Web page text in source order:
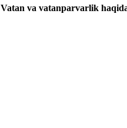
Vatan va vatanparvarlik